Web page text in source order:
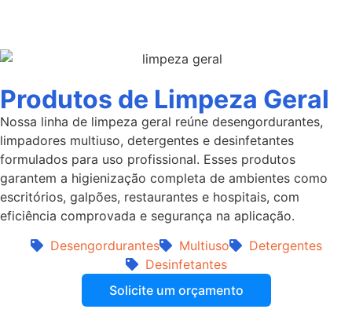
Produtos de Limpeza Geral
Nossa linha de limpeza geral reúne desengordurantes,
limpadores multiuso, detergentes e desinfetantes
formulados para uso profissional. Esses produtos
garantem a higienização completa de ambientes como
escritórios, galpões, restaurantes e hospitais, com
eficiência comprovada e segurança na aplicação.
Desengordurantes
Multiuso
Detergentes
Desinfetantes
Solicite um orçamento